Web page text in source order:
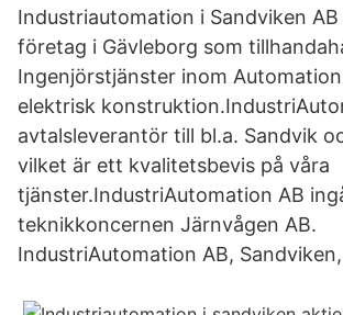
Industriautomation i Sandviken
företag i Gävleborg som
Ingenjörstjänster inom
elektrisk
avtalsleverantör till bl.a. Sandvik
vilket är ett kvalitetsbevis på våra
tjänster.IndustriAutomation AB
teknikkoncernen Järnvågen AB.
IndustriAutomation AB,